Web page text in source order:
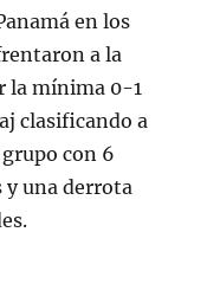
en los
a la
la mínima 0-1
clasificando a
con 6
y una derrota